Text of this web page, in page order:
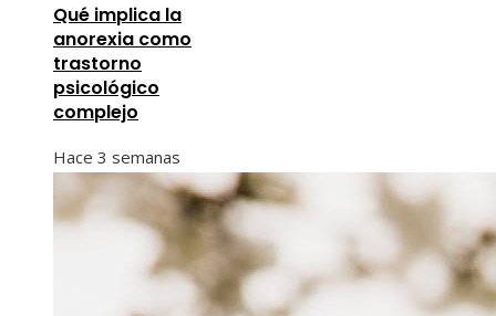
Qué implica la
anorexia como
trastorno
psicológico
complejo
Hace 3 semanas